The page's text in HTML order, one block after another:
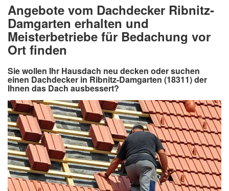
Angebote vom Dachdecker Ribnitz-
Damgarten erhalten und
Meisterbetriebe für Bedachung vor
Ort finden
Sie wollen Ihr Hausdach neu decken oder suchen
einen Dachdecker in Ribnitz-Damgarten (18311) der
Ihnen das Dach ausbessert?